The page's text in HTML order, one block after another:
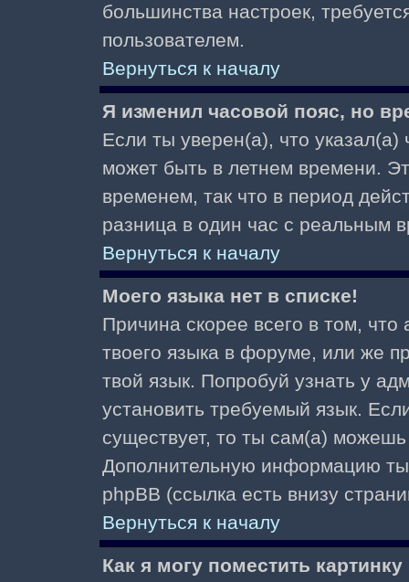
большинства настроек,
пользователем.
Вернуться к началу
Я изменил часовой пояс, но
Если ты уверен(а), что
может быть в летнем времени.
временем, так что в период
разница в один час с реальным
Вернуться к началу
Моего языка нет в списке!
Причина скорее всего в том,
твоего языка в форуме, или же
твой язык. Попробуй узнать у
установить требуемый язык.
существует, то ты сам(а)
Дополнительную информацию
phpBB (ссылка есть внизу
Вернуться к началу
Как я могу поместить